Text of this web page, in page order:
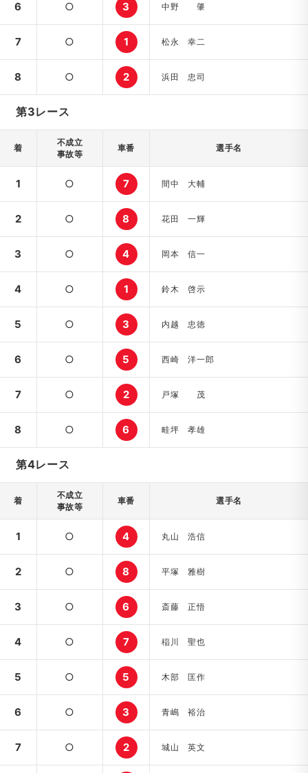
6 ○ 3 中野 肇
7 ○ 1 松永 幸二
8 ○ 2 浜田 忠司
第3レース
着
不成立
事故等
車番 選手名
1 ○ 7 間中 大輔
2 ○ 8 花田 一輝
3 ○ 4 岡本 信一
4 ○ 1 鈴木 啓示
5 ○ 3 内越 忠徳
6 ○ 5 西崎 洋一郎
7 ○ 2 戸塚 茂
8 ○ 6 畦坪 孝雄
第4レース
着
不成立
事故等
車番 選手名
1 ○ 4 丸山 浩信
2 ○ 8 平塚 雅樹
3 ○ 6 斎藤 正悟
4 ○ 7 稲川 聖也
5 ○ 5 木部 匡作
6 ○ 3 青嶋 裕治
7 ○ 2 城山 英文